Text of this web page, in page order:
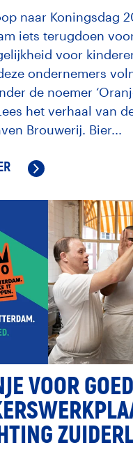
naar Koningsdag
iets terugdoen
voor
ondernemers
de noemer
het verhaal van
Brouwerij. Bier...
VOOR